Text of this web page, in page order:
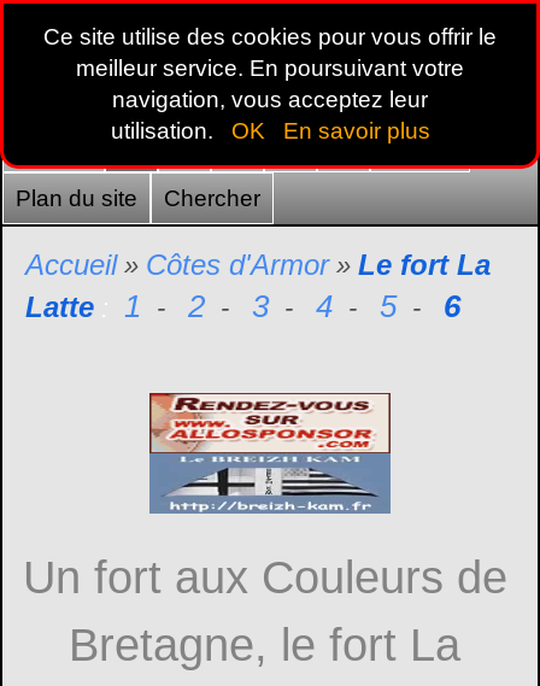
22 29 35 44 56 France
Plan du site Chercher
Accueil» Côtes d'Armor» Le fort La
Latte : 1 - 2 - 3 - 4 - 5 - 6
Un fort aux Couleurs de
Bretagne, le fort La
Ce site utilise des cookies pour vous offrir le
meilleur service. En poursuivant votre
navigation, vous acceptez leur
utilisation.
OK En savoir plus